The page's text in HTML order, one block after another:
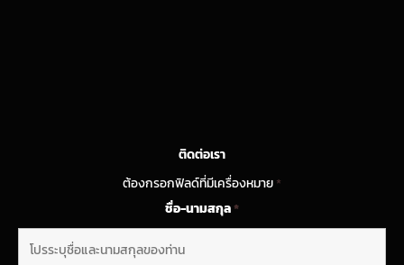
ติดต่อเรา
ต้องกรอกฟิลด์ที่มีเครื่องหมาย*
ชื่อ-นามสกุล*